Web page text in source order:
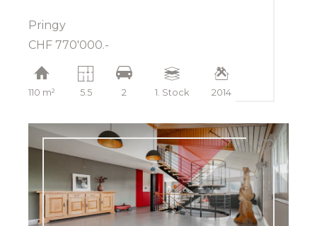
Pringy
CHF 770'000.-
110 m² 5.5 2 1. Stock 2014